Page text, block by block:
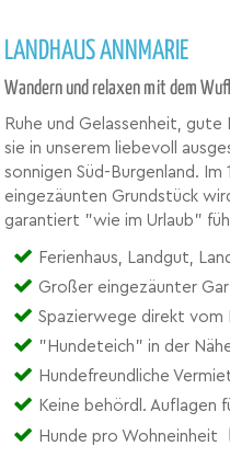
LANDHAUS ANNMARIE
Wandern und relaxen mit dem
Ruhe und Gelassenheit,
sie in unserem liebevoll
sonnigen Süd-Burgenland. Im
eingezäunten Grundstück
garantiert "wie im Urlaub"
Ferienhaus, Landgut,
Großer eingezäunter
Spazierwege direkt vom
"Hundeteich" in der
Hundefreundliche
Keine behördl. Auflagen
Hunde pro Wohneinheit